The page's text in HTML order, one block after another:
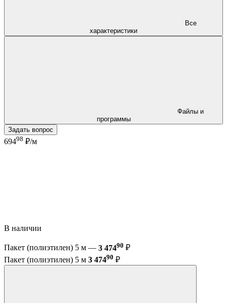
характеристики
программы
Задать вопрос
69498 ₽/м
В наличии
Пакет (полиэтилен) 5 м — 3 47490 ₽
Пакет (полиэтилен) 5 м 3 47490 ₽